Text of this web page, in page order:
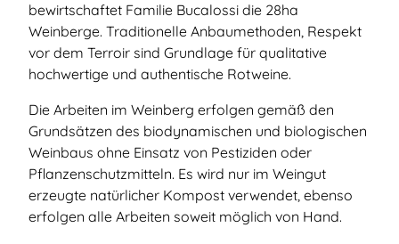
bewirtschaftet Familie Bucalossi die 28ha
Weinberge. Traditionelle Anbaumethoden, Respekt
vor dem Terroir sind Grundlage für qualitative
hochwertige und authentische Rotweine.
Die Arbeiten im Weinberg erfolgen gemäß den
Grundsätzen des biodynamischen und biologischen
Weinbaus ohne Einsatz von Pestiziden oder
Pflanzenschutzmitteln. Es wird nur im Weingut
erzeugte natürlicher Kompost verwendet, ebenso
erfolgen alle Arbeiten soweit möglich von Hand.